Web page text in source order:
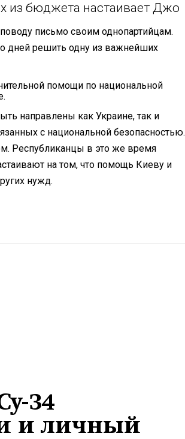
из бюджета настаивает Джо
письмо своим однопартийцам.
дней решить одну из важнейших
помощи по национальной
направлены как Украине, так и
с национальной безопасностью.
Республиканцы в это же время
на том, что помощь Киеву и
нужд.
34
и личный